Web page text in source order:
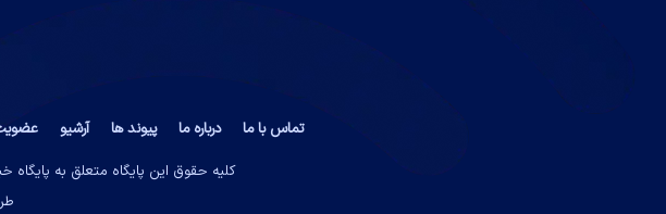
تماس با ما درباره ما پیوند ها آرشیو
کلیه حقوق این پایگاه متعلق به پایگاه